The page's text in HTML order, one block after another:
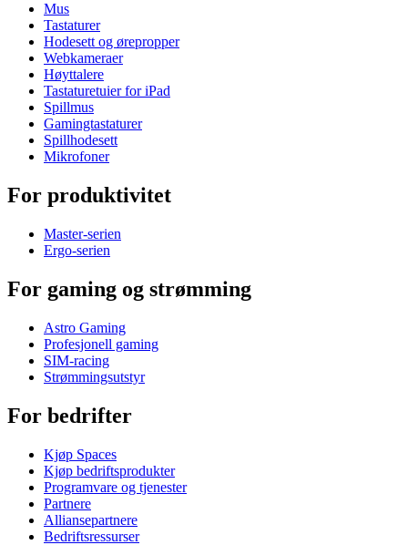
Mus
Tastaturer
Hodesett og ørepropper
Webkameraer
Høyttalere
Tastaturetuier for iPad
Spillmus
Gamingtastaturer
Spillhodesett
Mikrofoner
For produktivitet
Master-serien
Ergo-serien
For gaming og strømming
Astro Gaming
Profesjonell gaming
SIM-racing
Strømmingsutstyr
For bedrifter
Kjøp Spaces
Kjøp bedriftsprodukter
Programvare og tjenester
Partnere
Alliansepartnere
Bedriftsressurser